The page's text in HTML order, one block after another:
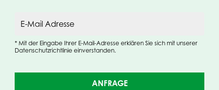
E-Mail Adresse
* Mit der Eingabe Ihrer E-Mail-Adresse erklären Sie sich mit unserer
Datenschutzrichtlinie einverstanden.
ANFRAGE